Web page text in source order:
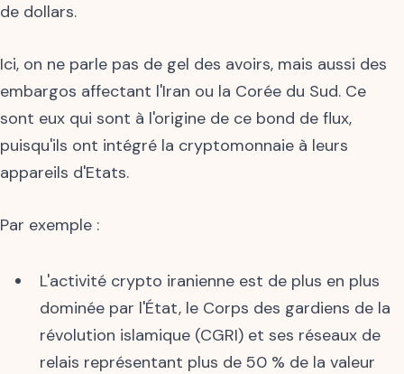
de dollars.
Ici, on ne parle pas de gel des avoirs, mais aussi des
embargos affectant l'Iran ou la Corée du Sud. Ce
sont eux qui sont à l'origine de ce bond de flux,
puisqu'ils ont intégré la cryptomonnaie à leurs
appareils d'Etats.
Par exemple :
L'activité crypto iranienne est de plus en plus
dominée par l'État, le Corps des gardiens de la
révolution islamique (CGRI) et ses réseaux de
relais représentant plus de 50 % de la valeur